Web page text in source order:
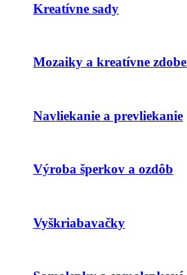
Kreatívne sady
Mozaiky a kreatívne
Navliekanie a prevliekanie
Výroba šperkov a ozdôb
Vyškriabavačky